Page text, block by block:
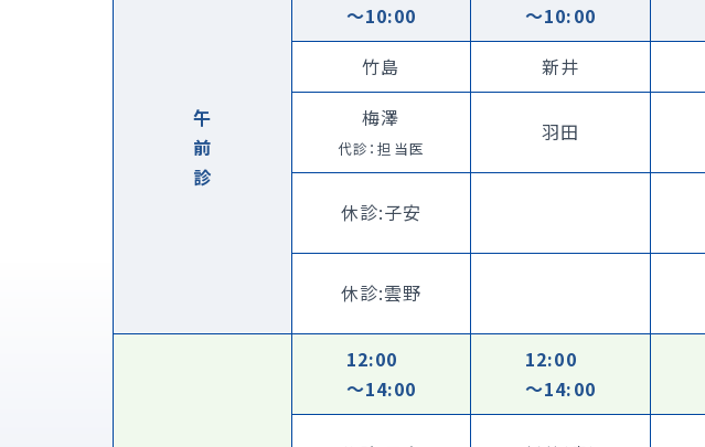
午
前
診
〜10:00
〜10:00
竹島
新井
梅澤
代診：担当医
羽田
休診:子安
休診:雲野
12:00
〜14:00
12:00
〜14:00